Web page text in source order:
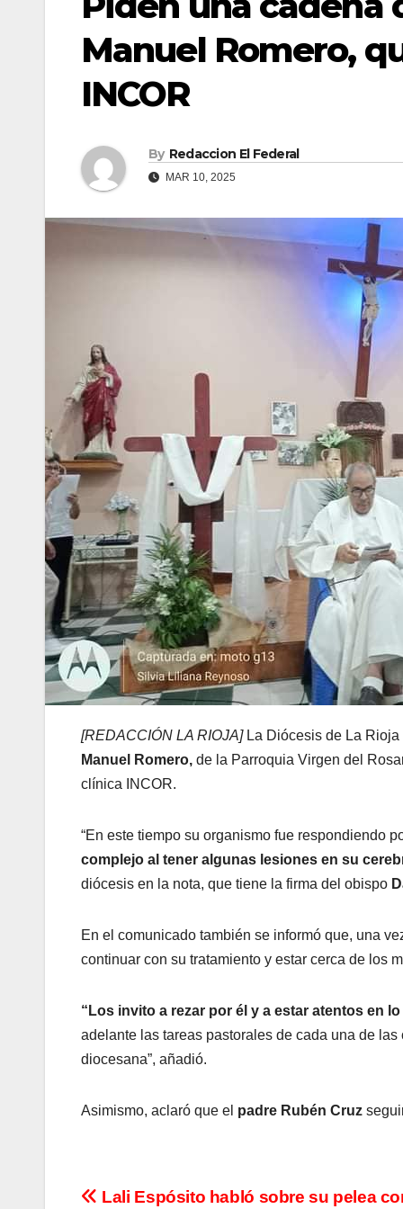
Manuel Romero,
INCOR
By Redaccion El Federal
MAR 10, 2025
[REDACCIÓN LA RIOJA]La Diócesis de La Rioja
Manuel Romero, de la Parroquia Virgen del
clínica INCOR.
“En este tiempo su organismo fue respondiendo
complejo al tener algunas lesiones en su
diócesis en la nota, que tiene la firma del obispo
En el comunicado también se informó que, una
continuar con su tratamiento y estar cerca de los
“Los invito a rezar por él y a estar atentos en
adelante las tareas pastorales de cada una de
diocesana”, añadió.
Asimismo, aclaró que el padre Rubén Cruz
Lali Espósito habló sobre su pelea